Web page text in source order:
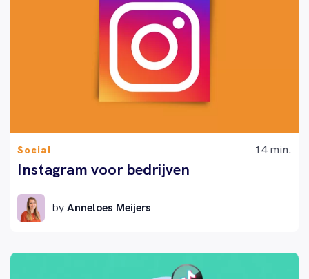
Social 14 min.
Instagram voor bedrijven
byAnneloes Meijers